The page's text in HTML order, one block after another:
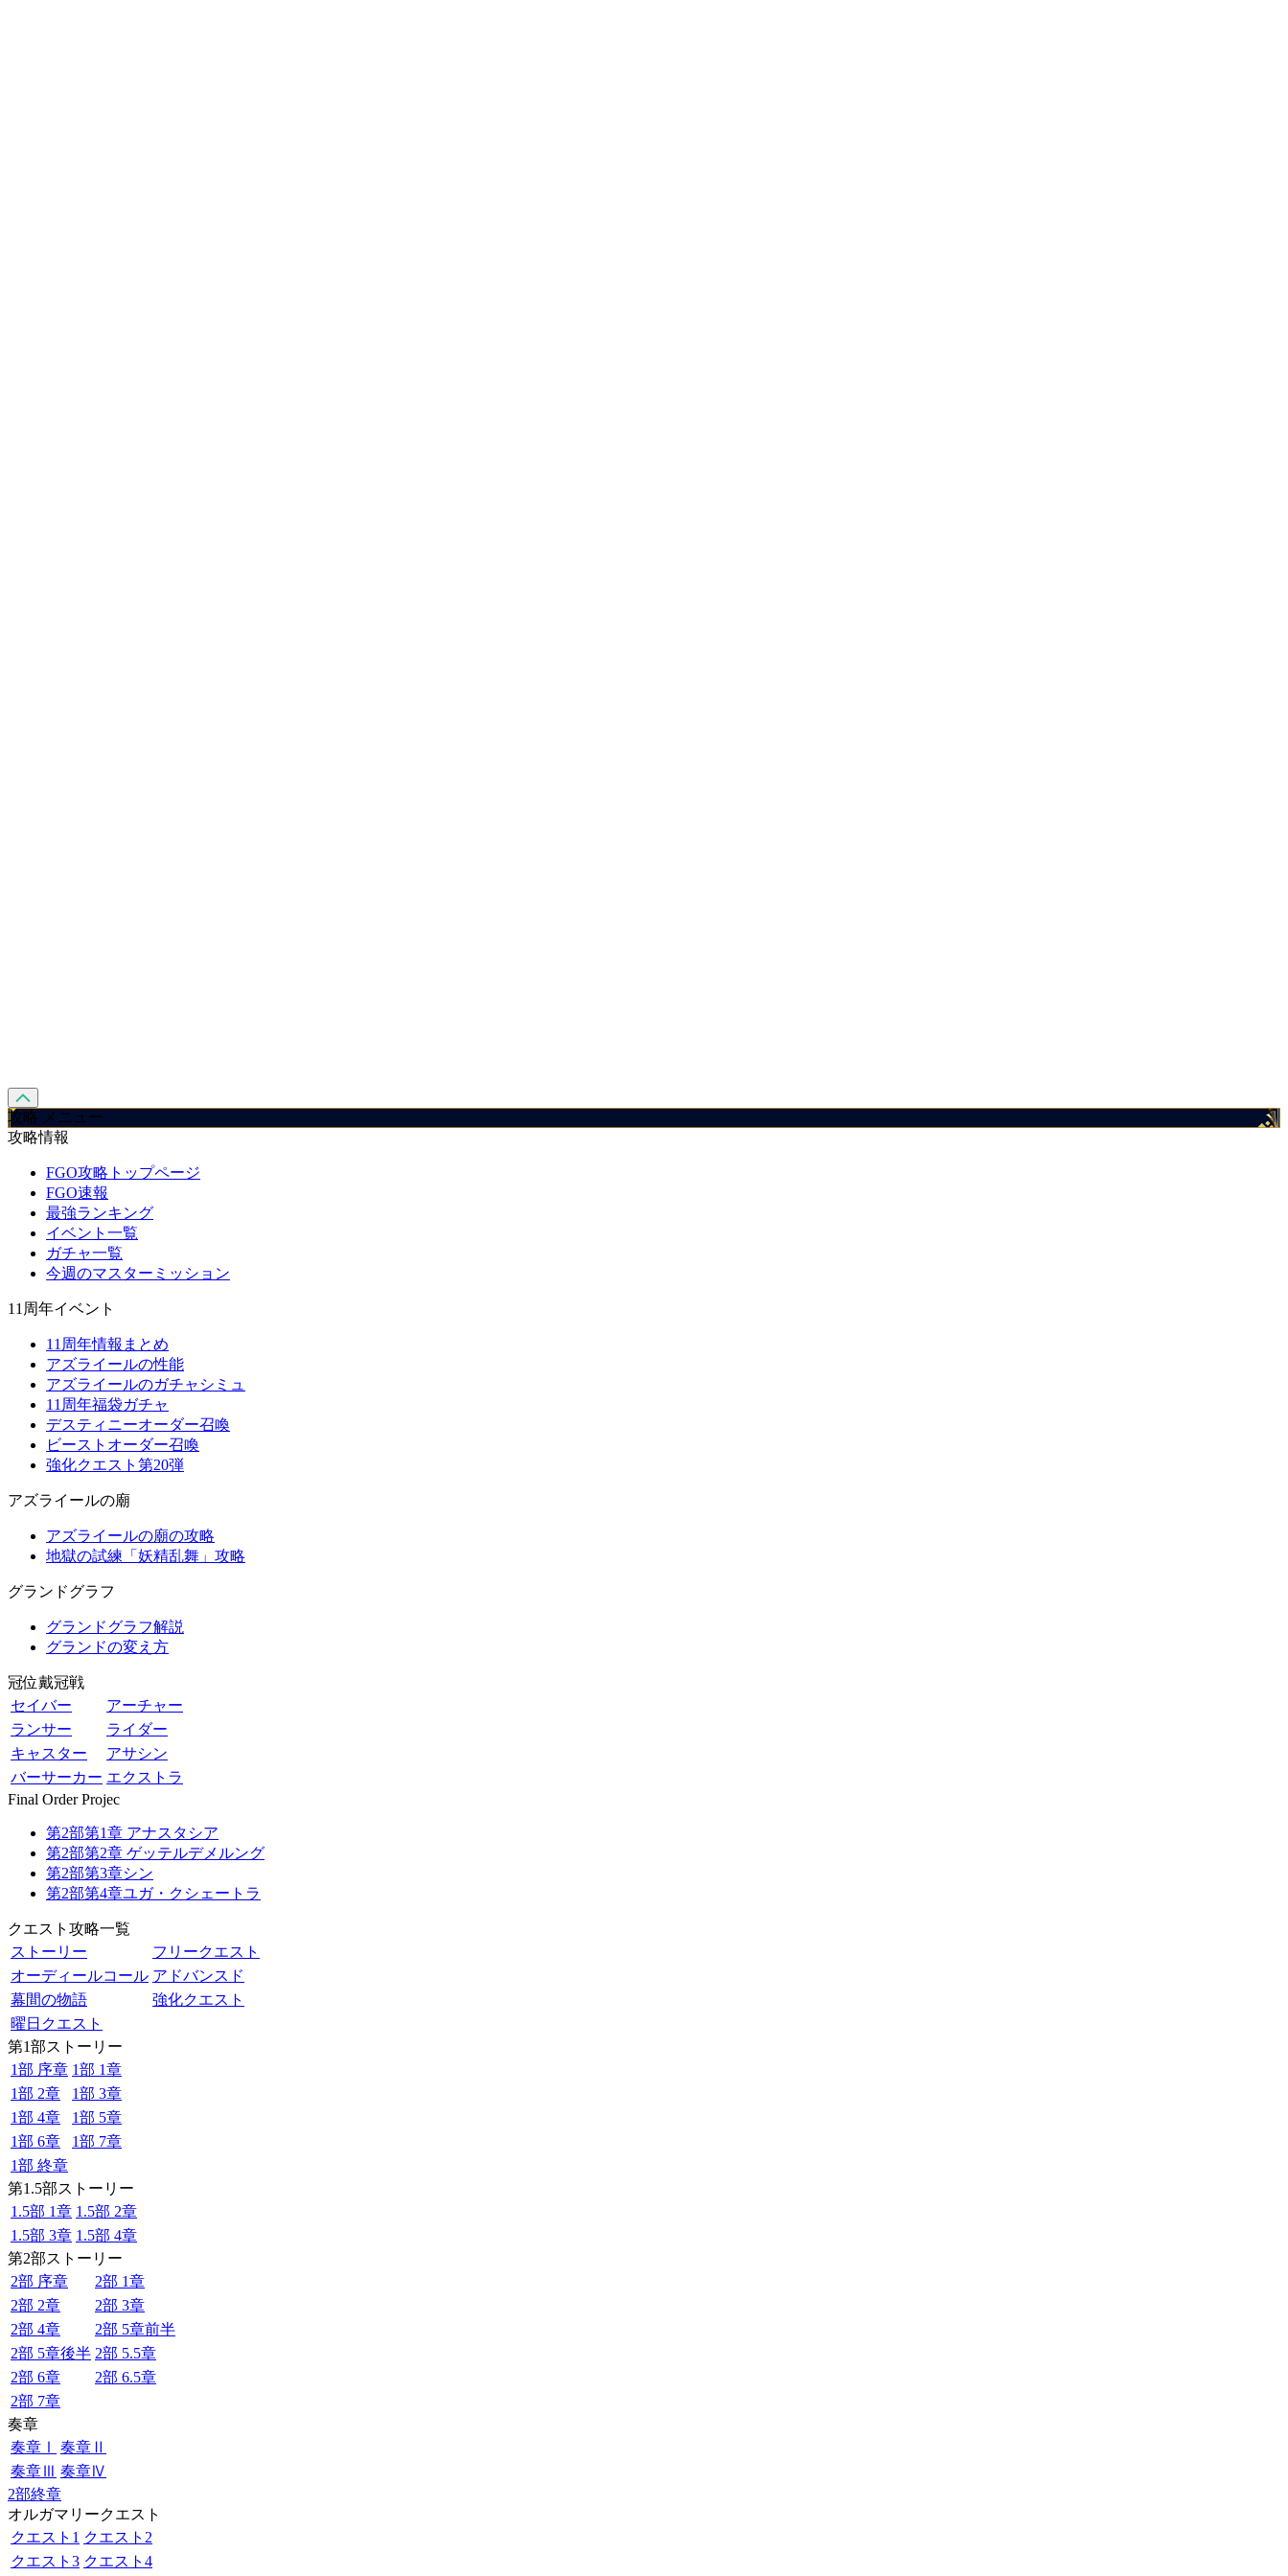
攻略 メニュー
攻略情報
FGO攻略トップページ
FGO速報
最強ランキング
イベント一覧
ガチャ一覧
今週のマスターミッション
11周年イベント
11周年情報まとめ
アズライールの性能
アズライールのガチャシミュ
11周年福袋ガチャ
デスティニーオーダー召喚
ビーストオーダー召喚
強化クエスト第20弾
アズライールの廟
アズライールの廟の攻略
地獄の試練「妖精乱舞」攻略
グランドグラフ
グランドグラフ解説
グランドの変え方
冠位戴冠戦
セイバー
アーチャー
ランサー
ライダー
キャスター
アサシン
バーサーカー エクストラ
Final Order Projec
第2部第1章 アナスタシア
第2部第2章 ゲッテルデメルング
第2部第3章シン
第2部第4章ユガ・クシェートラ
クエスト攻略一覧
ストーリー
フリークエスト
オーディールコール アドバンスド
幕間の物語
強化クエスト
曜日クエスト
第1部ストーリー
1部 序章 1部 1章
1部 2章
1部 3章
1部 4章
1部 5章
1部 6章
1部 7章
1部 終章
第1.5部ストーリー
1.5部 1章 1.5部 2章
1.5部 3章 1.5部 4章
第2部ストーリー
2部 序章
2部 1章
2部 2章
2部 3章
2部 4章
2部 5章前半
2部 5章後半 2部 5.5章
2部 6章
2部 6.5章
2部 7章
奏章
奏章Ⅰ
奏章Ⅱ
奏章Ⅲ 奏章Ⅳ
2部終章
オルガマリークエスト
クエスト1 クエスト2
クエスト3 クエスト4